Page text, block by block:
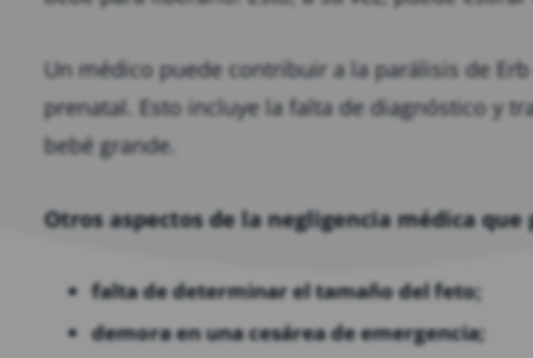
Un médico puede contribuir a la parálisis de
prenatal. Esto incluye la falta de diagnóstico y
bebé grande.
Otros aspectos de la negligencia médica
falta de determinar el tamaño del feto;
demora en una cesárea de emergencia;